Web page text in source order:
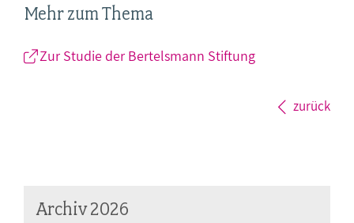
Mehr zum Thema
Zur Studie der Bertelsmann Stiftung
zurück
Archiv 2026